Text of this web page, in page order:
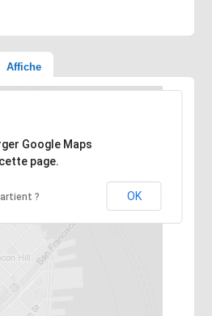
Affiche
n'a pas pu être trouvée.
Google Maps
page.
? OK